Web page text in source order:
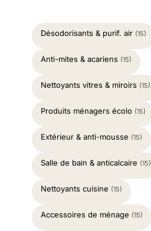
Désodorisants & purif. air (15)
Anti-mites & acariens (15)
Nettoyants vitres & miroirs (15)
Produits ménagers écolo (15)
Extérieur & anti-mousse (15)
Salle de bain & anticalcaire (15)
Nettoyants cuisine (15)
Accessoires de ménage (15)